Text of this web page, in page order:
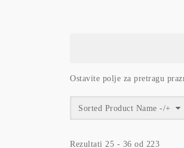
Ostavite polje za pretragu
Sorted Product Name -/+
Rezultati 25 - 36 od 223